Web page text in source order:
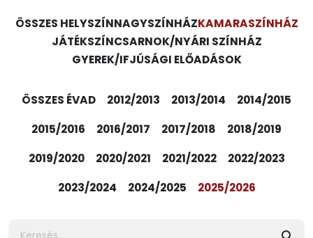
ÖSSZES HELYSZÍNNAGYSZÍNHÁZKAMARASZÍNHÁZ
JÁTÉKSZÍNCSARNOK/NYÁRI SZÍNHÁZ
GYEREK/IFJÚSÁGI ELŐADÁSOK
ÖSSZES ÉVAD 2012/2013 2013/2014
2014/2015
2015/2016
2016/2017 2017/2018
2018/2019
2019/2020
2020/2021 2021/2022
2022/2023
2023/2024
2024/2025 2025/2026